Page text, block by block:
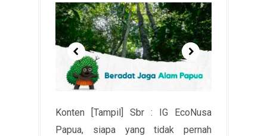
Konten [Tampil] Sbr : IG EcoNusa
Papua, siapa yang tidak pernah